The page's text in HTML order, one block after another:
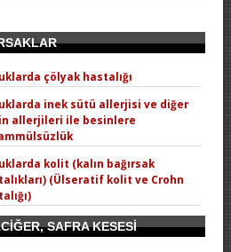
çölyak hastalığı
inek sütü allerjisi ve diğer
allerjileri ile besinlere
kolit (kalın bağırsak
(Ülseratif kolit ve Crohn
SAFRA KESESİ